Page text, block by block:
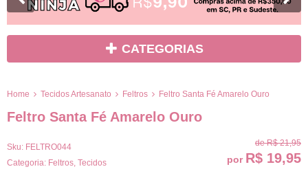
CATEGORIAS
Home Tecidos Artesanato Feltros Feltro Santa Fé Amarelo Ouro
Feltro Santa Fé Amarelo Ouro
Sku: FELTRO044
Categoria: Feltros Tecidos
de R$ 21,95
por R$ 19,95